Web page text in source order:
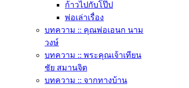
ก้าวไปกับโป๊ป
พ่อเล่าเรื่อง
บทความ :: คุณพ่อเอนก นาม
วงษ์
บทความ :: พระคุณเจ้าเทียน
ชัย สมานจิต
บทความ :: จากทางบ้าน